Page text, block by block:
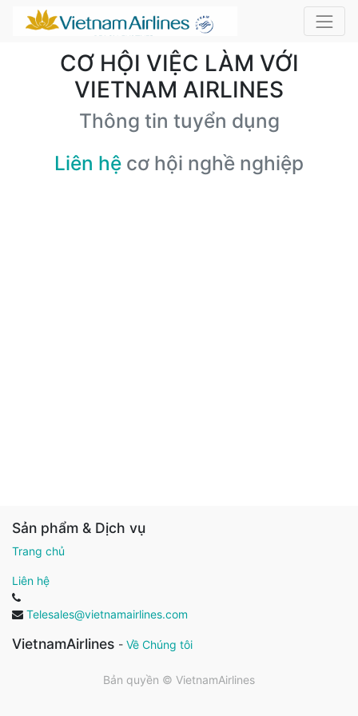
CƠ HỘI VIỆC LÀM VỚI
VIETNAM AIRLINES
Thông tin tuyển dụng
Liên hệ cơ hội nghề nghiệp
Sản phẩm & Dịch vụ
Trang chủ
Liên hệ
Telesales@vietnamairlines.com
VietnamAirlines - Về Chúng tôi
Bản quyền © VietnamAirlines